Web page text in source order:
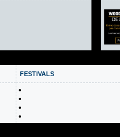
FESTIVALS
•
•
•
•